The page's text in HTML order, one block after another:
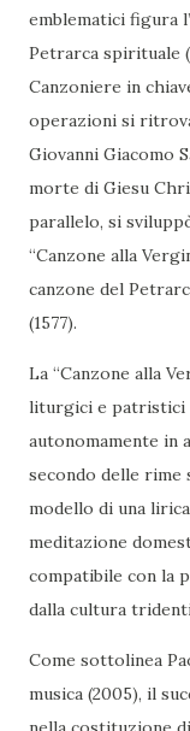
emblematici figura
Petrarca spirituale
Canzoniere in
operazioni si
Giovanni Giacomo
morte di Giesu
parallelo, si
“Canzone alla
canzone del
(1577).
La “Canzone alla
liturgici e patristici
autonomamente in
secondo delle rime
modello di una
meditazione
compatibile con la
dalla cultura
Come sottolinea
musica (2005), il